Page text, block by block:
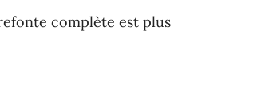
complète est plus